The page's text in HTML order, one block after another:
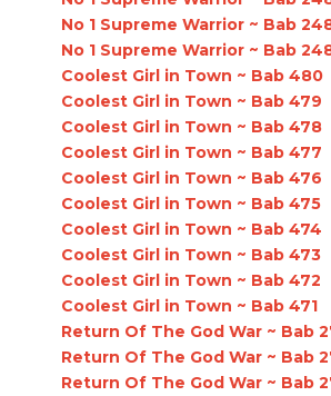
No 1 Supreme Warrior ~ Bab
No 1 Supreme Warrior ~ Bab
Coolest Girl in Town ~ Bab 480
Coolest Girl in Town ~ Bab 479
Coolest Girl in Town ~ Bab 478
Coolest Girl in Town ~ Bab 477
Coolest Girl in Town ~ Bab 476
Coolest Girl in Town ~ Bab 475
Coolest Girl in Town ~ Bab 474
Coolest Girl in Town ~ Bab 473
Coolest Girl in Town ~ Bab 472
Coolest Girl in Town ~ Bab 471
Return Of The God War ~ Bab
Return Of The God War ~ Bab
Return Of The God War ~ Bab